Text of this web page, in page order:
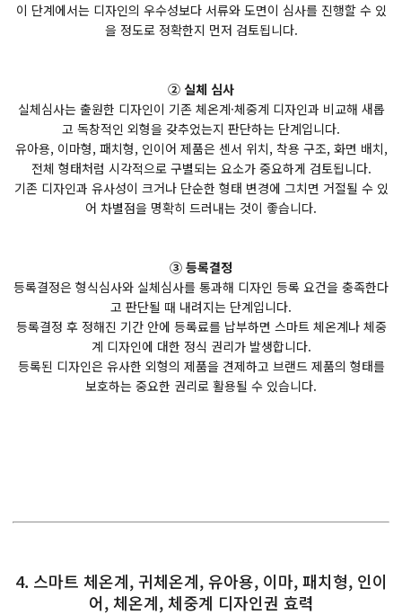
이 단계에서는 디자인의 우수성보다 서류와 도면이 심사를 진행할 수 있
을 정도로 정확한지 먼저 검토됩니다.
② 실체 심사
실체심사는 출원한 디자인이 기존 체온계·체중계 디자인과 비교해 새롭
고 독창적인 외형을 갖추었는지 판단하는 단계입니다.
유아용, 이마형, 패치형, 인이어 제품은 센서 위치, 착용 구조, 화면 배치,
전체 형태처럼 시각적으로 구별되는 요소가 중요하게 검토됩니다.
기존 디자인과 유사성이 크거나 단순한 형태 변경에 그치면 거절될 수 있
어 차별점을 명확히 드러내는 것이 좋습니다.
③ 등록결정
등록결정은 형식심사와 실체심사를 통과해 디자인 등록 요건을 충족한다
고 판단될 때 내려지는 단계입니다.
등록결정 후 정해진 기간 안에 등록료를 납부하면 스마트 체온계나 체중
계 디자인에 대한 정식 권리가 발생합니다.
등록된 디자인은 유사한 외형의 제품을 견제하고 브랜드 제품의 형태를
보호하는 중요한 권리로 활용될 수 있습니다.
4. 스마트 체온계, 귀체온계, 유아용, 이마, 패치형, 인이
어, 체온계, 체중계 디자인권 효력